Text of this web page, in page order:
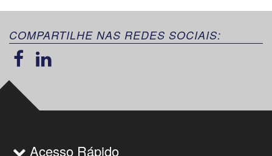
COMPARTILHE NAS REDES SOCIAIS:
Acesso Rápido